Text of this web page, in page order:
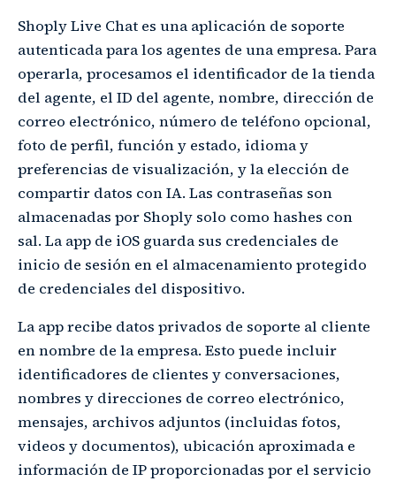
Shoply Live Chat es una aplicación de soporte
autenticada para los agentes de una empresa. Para
operarla, procesamos el identificador de la tienda
del agente, el ID del agente, nombre, dirección de
correo electrónico, número de teléfono opcional,
foto de perfil, función y estado, idioma y
preferencias de visualización, y la elección de
compartir datos con IA. Las contraseñas son
almacenadas por Shoply solo como hashes con
sal. La app de iOS guarda sus credenciales de
inicio de sesión en el almacenamiento protegido
de credenciales del dispositivo.
La app recibe datos privados de soporte al cliente
en nombre de la empresa. Esto puede incluir
identificadores de clientes y conversaciones,
nombres y direcciones de correo electrónico,
mensajes, archivos adjuntos (incluidas fotos,
videos y documentos), ubicación aproximada e
información de IP proporcionadas por el servicio